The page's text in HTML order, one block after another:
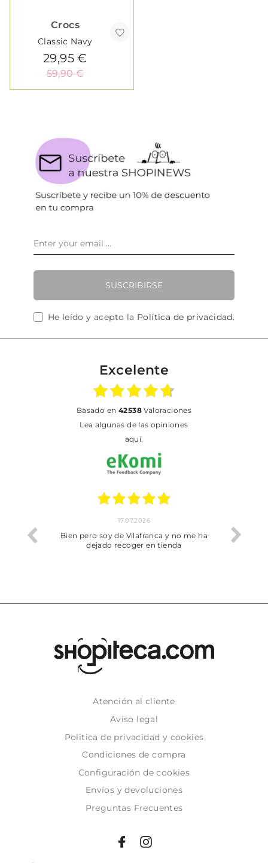
Crocs
Classic Navy
29,95 €
59,90 €
SUSCRIBIRSE
He leído y acepto la Política de privacidad.
Excelente
basado en 42538Valoraciones
Lea algunas de las opiniones
aquí.
trobat
17.07.2026
Bien pero soy de Vilafranca y no me ha
dejado recoger en tienda
Atención al cliente
Aviso legal
Politica de privacidad y cookies
Condiciones de compra
Configuración de cookies
Envíos y devoluciones
Preguntas Frecuentes